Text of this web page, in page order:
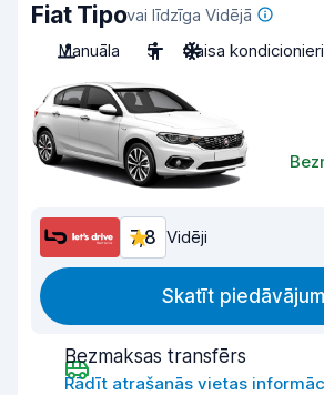
Fiat Tipovai līdzīga Vidējā
Manuāla
5 Gaisa
7,8 Vidēji
Skatīt
Bezmaksas transfērs
Rādīt atrašanās vietas